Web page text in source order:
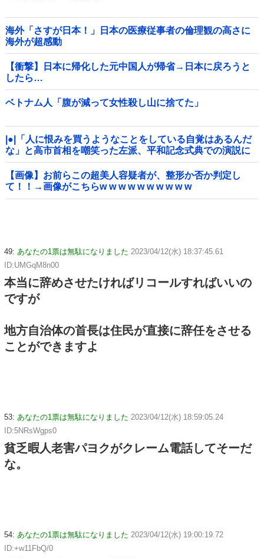
海外「さすが日本！」日本の医療従事者の倫理観の高さに
海外が超感動
【衝撃】日本に帰化した元中国人が帰省→日本に戻ろうと
したら…
ベトナム人「腹が減って女性殺し山に捨てた」
|●|「人に恨みを買うようなことをしている自覚はあるんだ
な」と高市首相を嘲笑った左派、平和記念式典での演説に
ケチを付けるも……
【画像】お前らこの超美人容疑者が、整形か否か判定し
て！！→画像がこちらw w w w w w w w w w
49: あなたの1票は無駄になりました 2023/04/12(水) 18:37:45.61
ID:UMGqM8n00
本当に辞めさせたければリコールすればいいの
ですが
地方自治体の首長は住民が直接に辞任をさせる
ことができますよ
53: あなたの1票は無駄になりました 2023/04/12(水) 18:59:05.24
ID:5NRsWgps0
貧乏暇人老害パヨクがクレーム電話してそーだ
な。
54: あなたの1票は無駄になりました 2023/04/12(水) 19:00:19.72
ID:+w11FbQ/0